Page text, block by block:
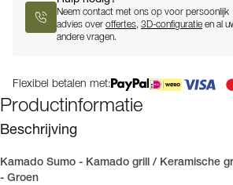
Neem contact met ons op voor persoonlijk
advies over offertes, 3D-configuratie en al
andere vragen.
Flexibel betalen met:
Productinformatie
Beschrijving
Kamado Sumo - Kamado grill / Keramische
- Groen